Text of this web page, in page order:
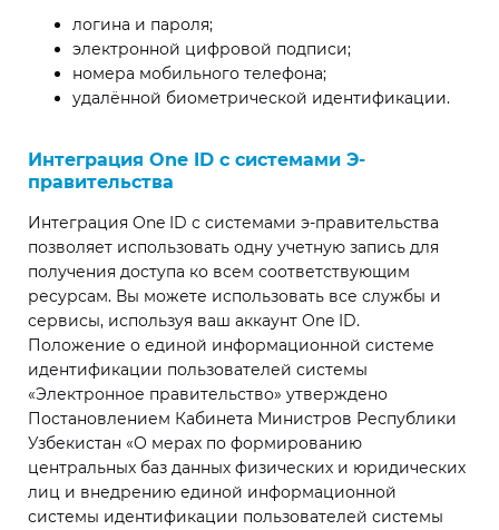
логина и пароля;
электронной цифровой подписи;
номера мобильного телефона;
удалённой биометрической идентификации.
Интеграция One ID с системами Э-
правительства
Интеграция One ID с системами э-правительства
позволяет использовать одну учетную запись для
получения доступа ко всем соответствующим
ресурсам. Вы можете использовать все службы и
сервисы, используя ваш аккаунт One ID.
Положение о единой информационной системе
идентификации пользователей системы
«Электронное правительство» утверждено
Постановлением Кабинета Министров Республики
Узбекистан «О мерах по формированию
центральных баз данных физических и юридических
лиц и внедрению единой информационной
системы идентификации пользователей системы